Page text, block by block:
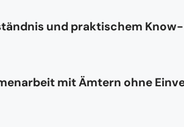
und praktischem
mit Ämtern ohne